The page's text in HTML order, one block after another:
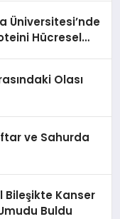
Üniversitesi’nde
Hücresel
Olası
ve Sahurda
Bileşikte Kanser
Buldu